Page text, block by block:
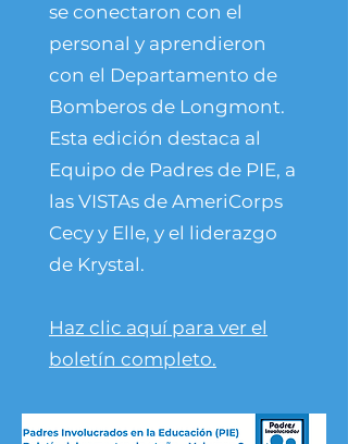
se conectaron con el
personal y aprendieron
con el Departamento de
Bomberos de Longmont.
Esta edición destaca al
Equipo de Padres de PIE, a
las VISTAs de AmeriCorps
Cecy y Elle, y el liderazgo
de Krystal.
Haz clic aquí para ver el
boletín completo.